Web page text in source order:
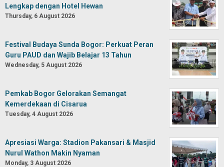
Lengkap dengan Hotel Hewan
Thursday, 6 August 2026
Festival Budaya Sunda Bogor: Perkuat Peran
Guru PAUD dan Wajib Belajar 13 Tahun
Wednesday, 5 August 2026
Pemkab Bogor Gelorakan Semangat
Kemerdekaan di Cisarua
Tuesday, 4 August 2026
Apresiasi Warga: Stadion Pakansari & Masjid
Nurul Wathon Makin Nyaman
Monday, 3 August 2026